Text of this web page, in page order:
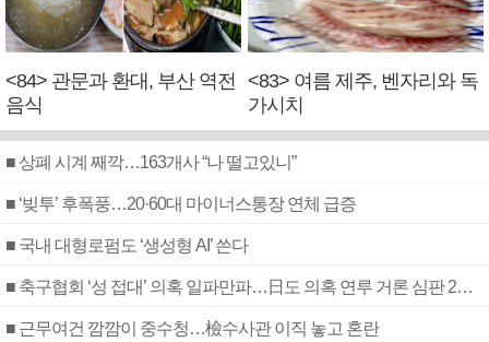
<84> 관문과 환대, 부산 역전
음식
<83> 여름 제주, 벤자리와 독
가시치
■ 상폐 시계 째깍…163개사 “나 떨고있니”
■ ‘빚투’ 후폭풍…20·60대 마이너스통장 연체 급증
■ 국내 대형로펌도 ‘생성형 AI’ 쓴다
■ 축구협회 ‘성 접대’ 의혹 일파만파…日도 의혹 연루 거론 심판 2명 조사
■ 근무여건 깜깜이 중수청…檢수사관 이직 놓고 혼란